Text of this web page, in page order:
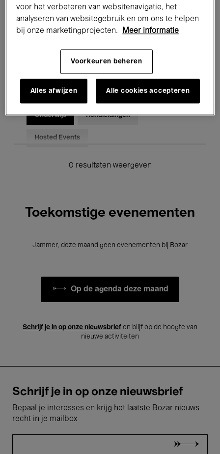
Performances Lezingen & Debatten
Jazz Klassieke Muziek Global Music
Voor iedereen Kids’ Palace
Onderwijs Rondleidingen
Hosted Events
0 resultaten weergeven
Toekomstige evenementen
Jammer, deze maand geen evenementen bij Bozar
Op de agenda deze maand
Schrijf je in op onze nieuwsbrief en blijf op de hoogte van
nieuwe activiteiten
Schrijf je in op onze nieuwsbrief
Bepaal je interesses en krijg het laatste Bozar nieuws
recht in je mailbox
voor het verbeteren van websitenavigatie, het
analyseren van websitegebruik en om ons te helpen
bij onze marketingprojecten.
Meer informatie
Voorkeuren beheren
Alles afwijzen Alle cookies accepteren